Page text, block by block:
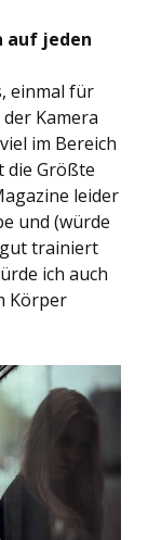
auf jeden
einmal für
Kamera
im Bereich
die Größte
leider
und (würde
trainiert
ich auch
Körper